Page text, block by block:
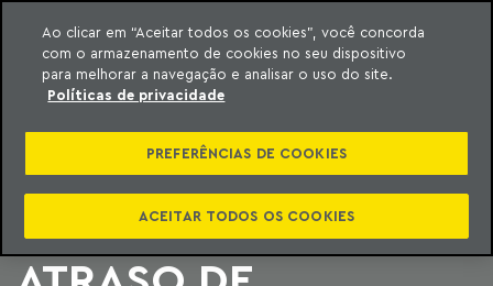
o conteúdo
Machado Meyer
STF DECIDE SOBRE
JUROS NO
PAGAMENTO EM
Ao clicar em “Aceitar todos os cookies”, você concorda
com o armazenamento de cookies no seu dispositivo
para melhorar a navegação e analisar o uso do site.
Políticas de privacidade
PREFERÊNCIAS DE COOKIES
ACEITAR TODOS OS COOKIES